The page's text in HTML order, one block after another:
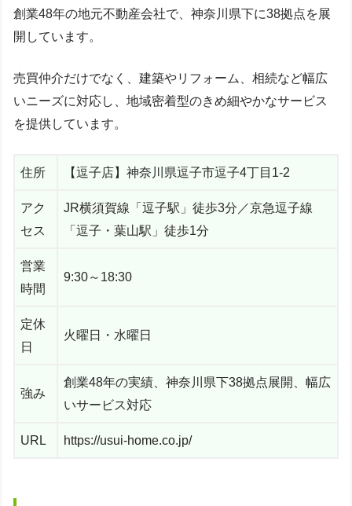
創業48年の地元不動産会社で、神奈川県下に38拠点を展
開しています。
売買仲介だけでなく、建築やリフォーム、相続など幅広
いニーズに対応し、地域密着型のきめ細やかなサービス
を提供しています。
住所 【逗子店】神奈川県逗子市逗子4丁目1-2
アク
セス
JR横須賀線「逗子駅」徒歩3分／京急逗子線
「逗子・葉山駅」徒歩1分
営業
時間
9:30～18:30
定休
日
火曜日・水曜日
強み
創業48年の実績、神奈川県下38拠点展開、幅広
いサービス対応
URL https://usui-home.co.jp/